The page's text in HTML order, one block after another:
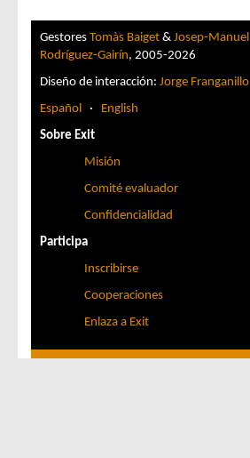
Gestores Tomàs Baiget & Josep-Manuel
Rodríguez-Gairín, 2005-2026
Diseño de interacción: Jorge Franganillo
Español · English
Sobre Exit
Misión
Comité evaluador
Confidencialidad
Participa
Inscribirse
Cooperaciones
Enlaza a Exit